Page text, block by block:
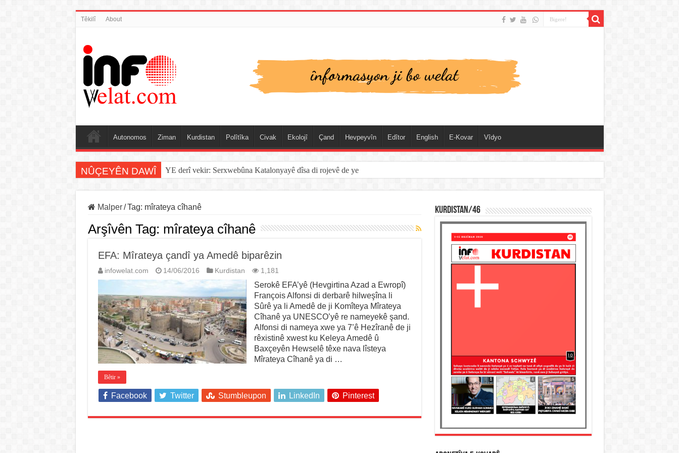
Têkilî About
Autonomos Ziman Kurdistan Polîtîka Civak Ekolojî Çand Hevpeyvîn Edîtor English E-Kovar Vîdyo
NÛÇEYÊN DAWÎ YE derî vekir: Serxwebûna Katalonyayê dîsa di rojevê de ye
Malper / Tag: mîrateya cîhanê
Arşîvên Tag: mîrateya cîhanê
EFA: Mîrateya çandî ya Amedê biparêzin
infowelat.com 14/06/2016 Kurdistan 1,181
Serokê EFA’yê (Hevgirtina Azad a Ewropî)
François Alfonsi di derbarê hilweşîna li
Sûrê ya li Amedê de ji Komîteya Mîrateya
Cîhanê ya UNESCO’yê re nameyekê şand.
Alfonsi di nameya xwe ya 7’ê Hezîranê de ji
rêxistinê xwest ku Keleya Amedê û
Baxçeyên Hewselê têxe nava lîsteya
Mîrateya Cîhanê ya di …
Bêtir »
Facebook Twitter Stumbleupon LinkedIn Pinterest
KURDISTAN/46